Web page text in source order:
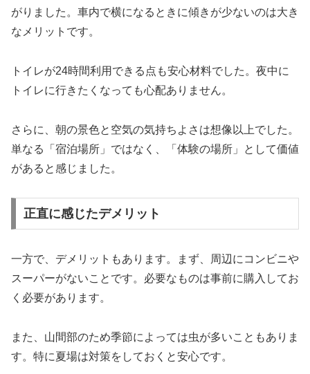
がりました。車内で横になるときに傾きが少ないのは大き
なメリットです。
トイレが24時間利用できる点も安心材料でした。夜中に
トイレに行きたくなっても心配ありません。
さらに、朝の景色と空気の気持ちよさは想像以上でした。
単なる「宿泊場所」ではなく、「体験の場所」として価値
があると感じました。
正直に感じたデメリット
一方で、デメリットもあります。まず、周辺にコンビニや
スーパーがないことです。必要なものは事前に購入してお
く必要があります。
また、山間部のため季節によっては虫が多いこともありま
す。特に夏場は対策をしておくと安心です。